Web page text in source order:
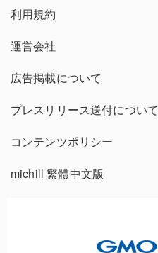
利用規約
運営会社
広告掲載について
プレスリリース送付について
コンテンツポリシー
michill 繁體中文版